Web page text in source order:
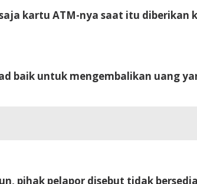
kartu ATM-nya saat itu diberikan
baik untuk mengembalikan uang
pihak pelapor disebut tidak